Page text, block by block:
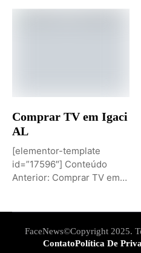
Conteúdo: Sobremesa de...
Comprar TV em Igaci
AL
[elementor-template
id=”17596″] Conteúdo
Anterior: Comprar TV em
FaceNews©Copyright 2025.
ContatoPolítica De